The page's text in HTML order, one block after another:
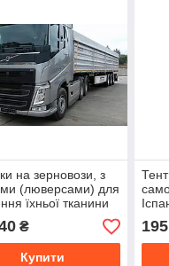
на зерновози, з
(люверсами) для
їхньої тканини
Іспанія 650 г/м2.
₴
Купити
195